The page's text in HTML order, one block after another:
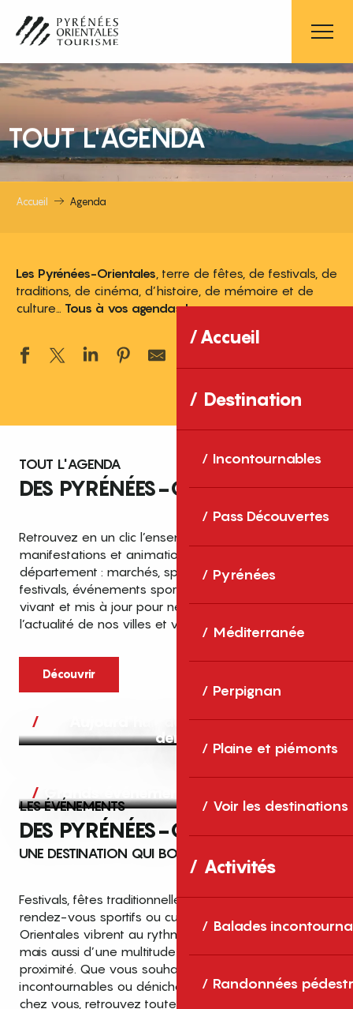
contenu
principal
Accueil
Destination
Incontournables
Pass Découvertes
Pyrénées
Méditerranée
Perpignan
Plaine et piémonts
Voir les destinations
Activités
Balades
Randonnées
TOUT L'AGENDA
Accueil Agenda
Les Pyrénées-Orientales , terre de fêtes, de festivals, de
traditions, de cinéma, d’histoire, de mémoire et de
culture… Tous à vos agendas !
TOUT L'AGENDA
DES PYRÉNÉES-ORIENTALES
Retrouvez en un clic l’ensemble des fêtes,
manifestations et animations recensées dans le
département : marchés, spectacles, expositions,
festivals, événements sportifs et culturels… un agenda
vivant et mis à jour pour ne rien manquer de
l’actualité de nos villes et villages.
Découvrir
Aujourd’hui, demain et après-
demain
Grands événements
LES ÉVÉNEMENTS
DES PYRÉNÉES-ORIENTALES
UNE DESTINATION QUI BOUGE TOUTE L’ANNÉE
Festivals, fêtes traditionnelles, concerts, expositions,
rendez-vous sportifs ou culturels… les Pyrénées-
Orientales vibrent au rythme de grands temps forts
mais aussi d’une multitude d’événements de
proximité. Que vous souhaitiez vivre les
incontournables ou dénicher des sorties près de
chez vous, retrouvez toutes les infos dans notre
Top des événements et sorties
en famille